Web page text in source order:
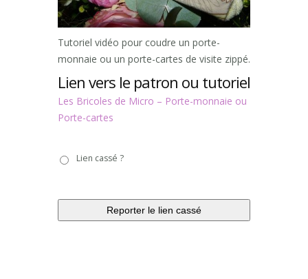
Tutoriel vidéo pour coudre un porte-
monnaie ou un porte-cartes de visite zippé.
Lien vers le patron ou tutoriel
Les Bricoles de Micro – Porte-monnaie ou
Porte-cartes
casséLien cassé ?